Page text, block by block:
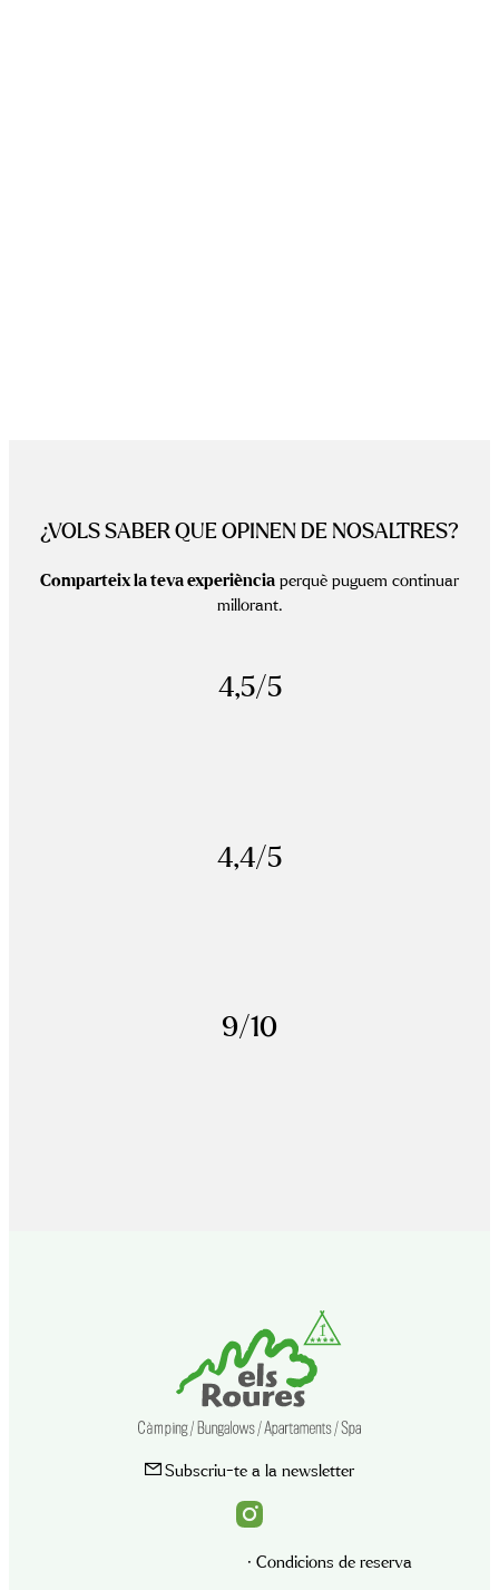
¿VOLS SABER QUE OPINEN DE NOSALTRES?
Comparteix la teva experiència perquè puguem continuar
millorant.
4,5/5
4,4/5
9/10
Subscriu-te a la newsletter
· Condicions de reserva